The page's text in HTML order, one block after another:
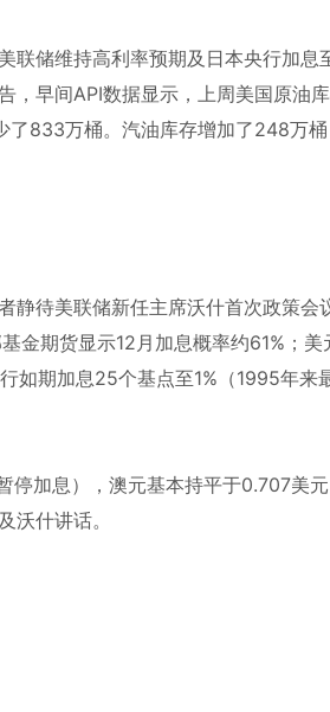
联储维持高利率预期及日本央行加息
，早间API数据显示，上周美国原油
833万桶。汽油库存增加了248万
静待美联储新任主席沃什首次政策会
金期货显示12月加息概率约61%；
如期加息25个基点至1%（1995年来
加息），澳元基本持平于0.707美
沃什讲话。